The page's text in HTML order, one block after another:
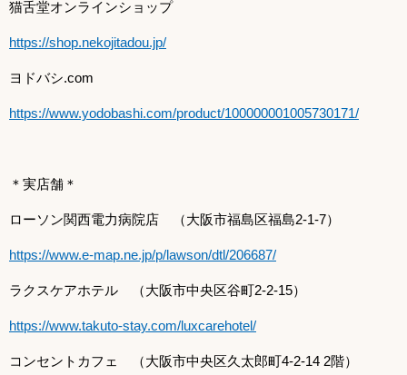
猫舌堂オンラインショップ
https://shop.nekojitadou.jp/
ヨドバシ.com
https://www.yodobashi.com/product/100000001005730171/
＊実店舗＊
ローソン関西電力病院店 （大阪市福島区福島2-1-7）
https://www.e-map.ne.jp/p/lawson/dtl/206687/
ラクスケアホテル （大阪市中央区谷町2-2-15）
https://www.takuto-stay.com/luxcarehotel/
コンセントカフェ （大阪市中央区久太郎町4-2-14 2階）